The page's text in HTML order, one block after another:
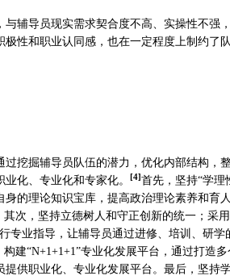
辅导员现实需求契合度不高、实操性不强
性和职业认同感，也在一定程度上制约了
挖掘辅导员队伍的潜力，优化内部结构，
化、专业化和专家化。
[4]首先，坚持“学理
的理论知识宝库，提高政治理论素养和育
次，坚持立德树人和守正创新的统一；采用
业指导，让辅导员通过进修、培训、研学
建“N+1+1+1”专业化发展平台，通过打造
提供职业化、专业化发展平台。最后，坚持